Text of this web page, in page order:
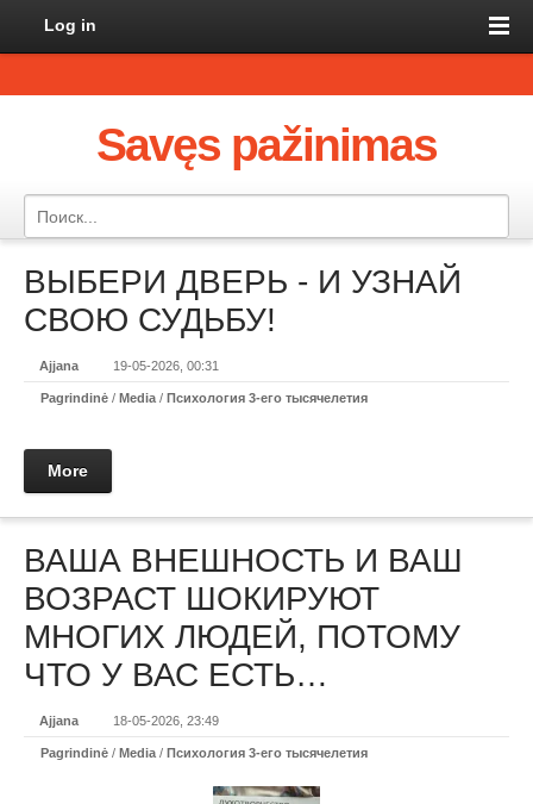
Log in
Savęs pažinimas
ВЫБЕРИ ДВЕРЬ - И УЗНАЙ
СВОЮ СУДЬБУ!
Ajjana 19-05-2026, 00:31
Pagrindinė / Media / Психология 3-его тысячелетия
More
ВАША ВНЕШНОСТЬ И ВАШ
ВОЗРАСТ ШОКИРУЮТ
МНОГИХ ЛЮДЕЙ, ПОТОМУ
ЧТО У ВАС ЕСТЬ…
Ajjana 18-05-2026, 23:49
Pagrindinė / Media / Психология 3-его тысячелетия